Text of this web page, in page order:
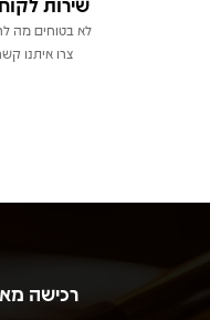
לא בטוחים מה
צרו איתנו
רכישה